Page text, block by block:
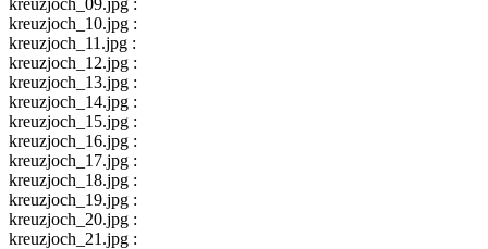
kreuzjoch_10.jpg :
kreuzjoch_11.jpg :
kreuzjoch_12.jpg :
kreuzjoch_13.jpg :
kreuzjoch_14.jpg :
kreuzjoch_15.jpg :
kreuzjoch_16.jpg :
kreuzjoch_17.jpg :
kreuzjoch_18.jpg :
kreuzjoch_19.jpg :
kreuzjoch_20.jpg :
kreuzjoch_21.jpg :